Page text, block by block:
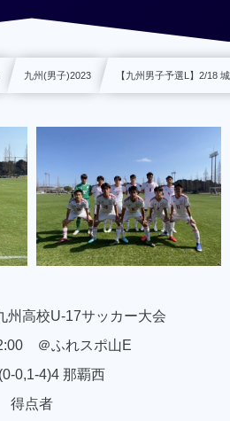
九州(男子)2023 【九州男子予選L】2/18
高校U-17サッカー大会
＠ふれスポ山E
0,1-4)4 那覇西
得点者